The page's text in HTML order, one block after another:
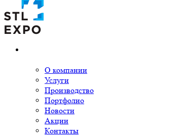
О компании
Услуги
Производство
Портфолио
Новости
Акции
Контакты